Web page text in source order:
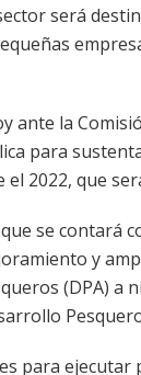
será
ante la
para
2022, que
se contará
y
(DPA) a
para